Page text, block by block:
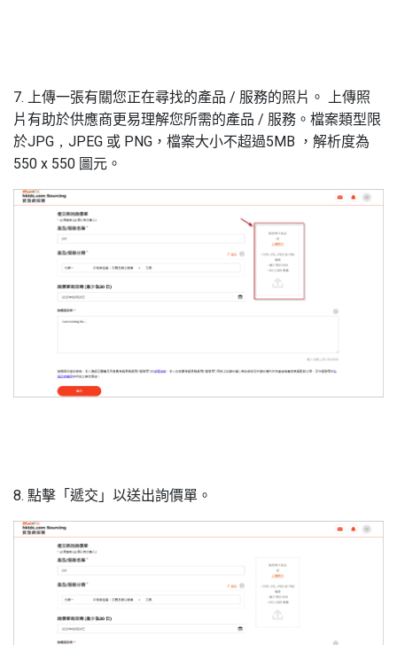
7. 上傳一張有關您正在尋找的產品 / 服務的照片。 上傳照
片有助於供應商更易理解您所需的產品 / 服務。檔案類型限
於JPG ， JPEG 或 PNG ，檔案大小不超過5MB ，解析度為
550 x 550 圖元。
8. 點擊「遞交」以送出詢價單。